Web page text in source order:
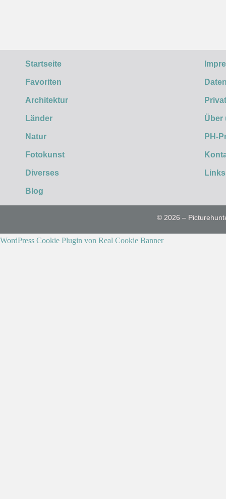
Startseite
Favoriten
Architektur
Länder
Natur
Fotokunst
Diverses
Blog
Über
PH-
Links
© 2026 –
WordPress Cookie Plugin von Real Cookie Banner